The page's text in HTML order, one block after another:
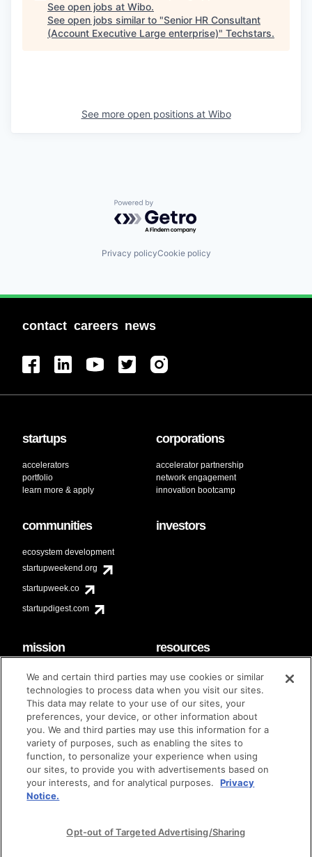
See open jobs at Wibo.
See open jobs similar to "Senior HR Consultant
(Account Executive Large enterprise)" Techstars.
See more open positions at Wibo
Powered by Getro.com
Privacy policyCookie policy
contact careers news
startups
accelerators
portfolio
learn more & apply
corporations
accelerator partnership
network engagement
innovation bootcamp
communities
ecosystem development
startupweekend.org
startupweek.co
startupdigest.com
investors
mission
code of conduct
diversity & inclusion
Techstars Foundation
resources
faq
contact
brand guidelines
© techstars 2024 | privacy policy | terms of use
We and certain third parties may use cookies or similar
technologies to process data when you visit our sites.
This data may relate to your use of our sites, your
preferences, your device, or other information about
you. We and third parties may use this information for a
variety of purposes, such as enabling the sites to
function, to personalize your experience when using
our sites, to provide you with advertisements based on
your interests, and for analytical purposes.
Privacy
Notice.
Opt-out of Targeted Advertising/Sharing